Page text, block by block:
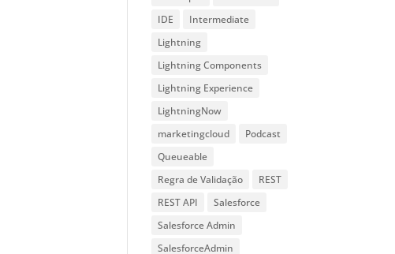
IDE
Intermediate
Lightning
Lightning Components
Lightning Experience
LightningNow
marketingcloud
Podcast
Queueable
Regra de Validação
REST
REST API
Salesforce
Salesforce Admin
SalesforceAdmin